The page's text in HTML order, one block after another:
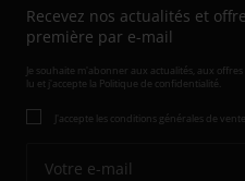
Recevez nos actualités et
première par e-mail
Je souhaite m'abonner aux actualités, aux
lu et j'accepte
la Politique de confidentialité.
J'accepte les conditions générales de vente
Votre e-mail